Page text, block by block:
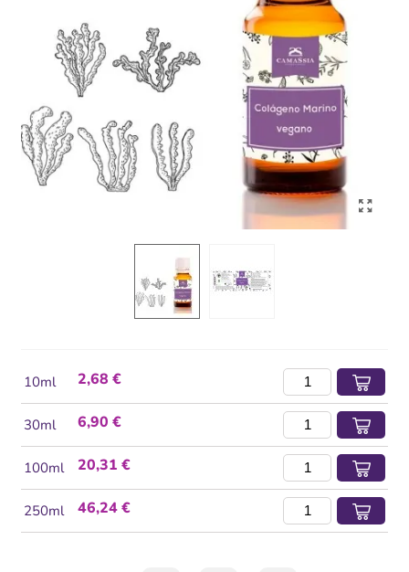
10ml 2,68 €
30ml 6,90 €
100ml 20,31 €
250ml 46,24 €